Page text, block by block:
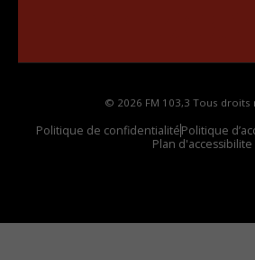
© 2026 FM 103,3 Tous droits
Politique de confidentialitéPolitique
Plan d'accessibilite